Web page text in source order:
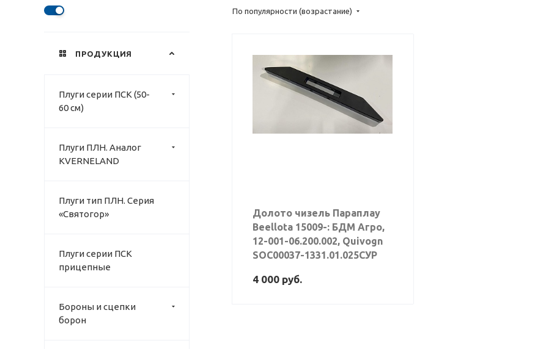
ПРОДУКЦИЯ
Плуги серии ПСК (50-
60 см)
Плуги ПЛН. Аналог
KVERNELAND
Плуги тип ПЛН. Серия
«Святогор»
Плуги серии ПСК
прицепные
Бороны и сцепки
борон
По популярности (возрастание)
Долото чизель Параплау
Beellota 15009-: БДМ Агро,
12-001-06.200.002, Quivogn
SOC00037-1331.01.025СУР
4 000 руб.